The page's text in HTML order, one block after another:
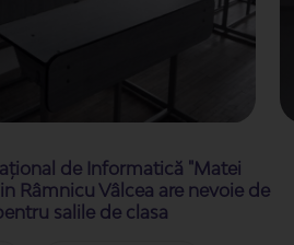
de Informatică "Matei
Râmnicu Vâlcea are nevoie de
salile de clasa